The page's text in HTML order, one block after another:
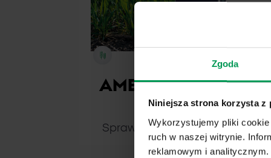
Zgoda
Niniejsza strona korzysta z
Wykorzystujemy pliki
ruch w naszej witrynie.
reklamowym i
AMBASADOR®
75 WG
Sprawdź dostępność